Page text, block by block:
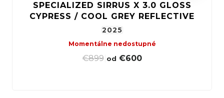
SPECIALIZED SIRRUS X 3.0 GLOSS
CYPRESS / COOL GREY REFLECTIVE
2025
Momentálne nedostupné
€899| od €600